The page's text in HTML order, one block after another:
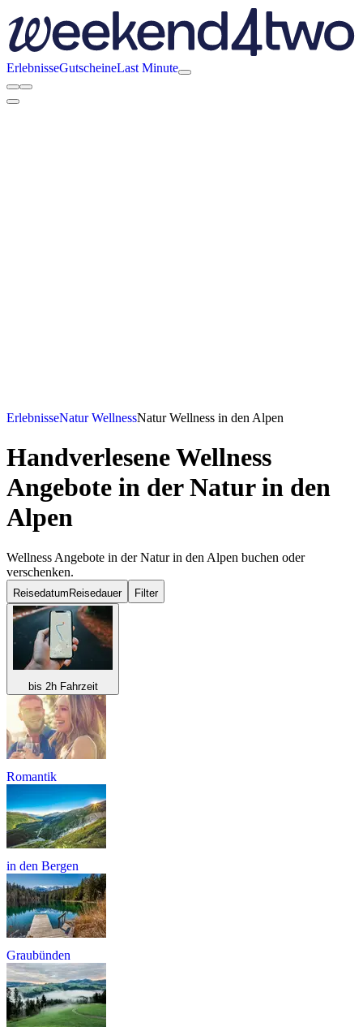
ErlebnisseGutscheineLast Minute
ErlebnisseNatur WellnessNatur Wellness in den Alpen
Handverlesene Wellness
Angebote in der Natur in den
Alpen
Wellness Angebote in der Natur in den Alpen buchen oder
verschenken.
Reisedatum Reisedauer Filter
bis 2h Fahrzeit
Romantik
in den Bergen
Graubünden